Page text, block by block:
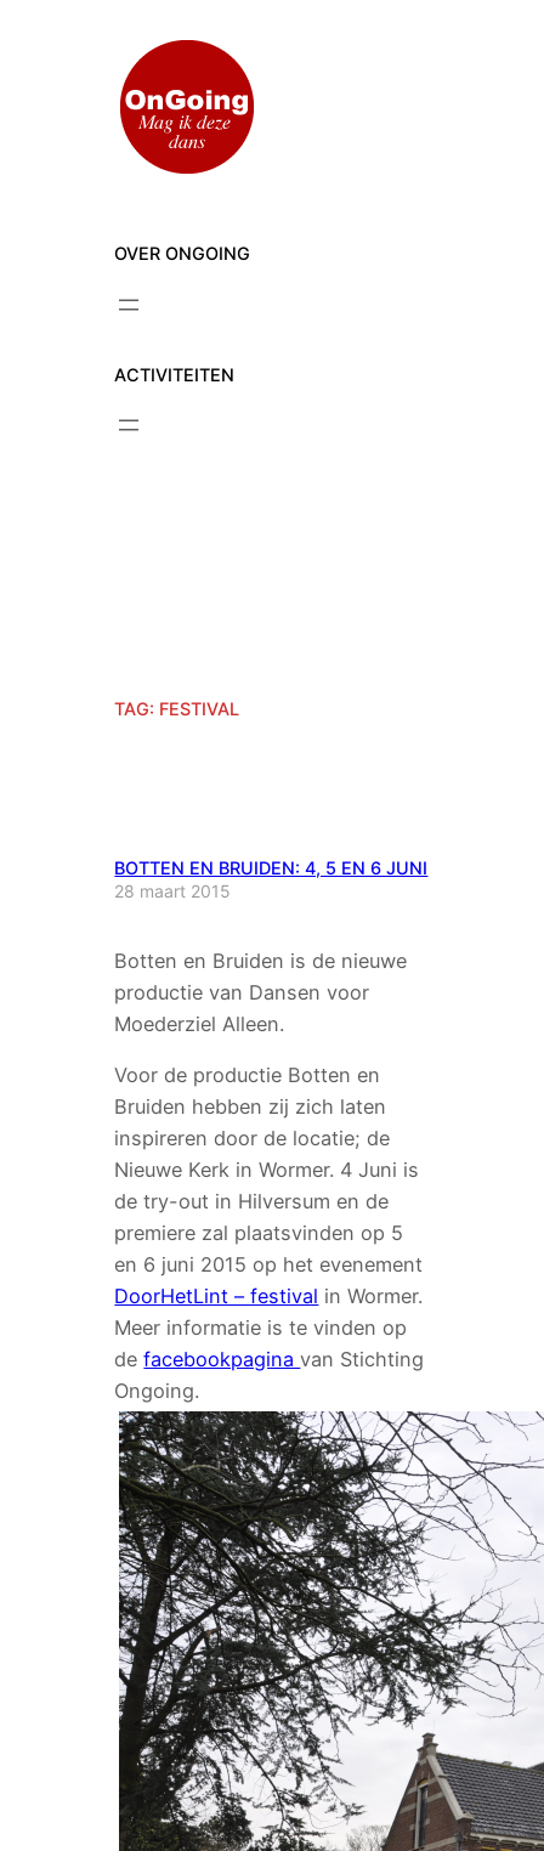
OVER ONGOING
ACTIVITEITEN
TAG: FESTIVAL
BOTTEN EN BRUIDEN: 4, 5 EN 6 JUNI
28 maart 2015
Botten en Bruiden is de nieuwe
productie van Dansen voor
Moederziel Alleen.
Voor de productie Botten en
Bruiden hebben zij zich laten
inspireren door de locatie; de
Nieuwe Kerk in Wormer. 4 Juni is
de try-out in Hilversum en de
premiere zal plaatsvinden op 5
en 6 juni 2015 op het evenement
DoorHetLint – festival in Wormer.
Meer informatie is te vinden op
defacebookpaginavan Stichting
Ongoing.